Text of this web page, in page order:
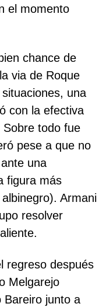
el momento
chance de
via de Roque
una
con la efectiva
Sobre todo fue
pese a que no
una
figura más
Armani
resolver
regreso después
Melgarejo
Bareiro junto a